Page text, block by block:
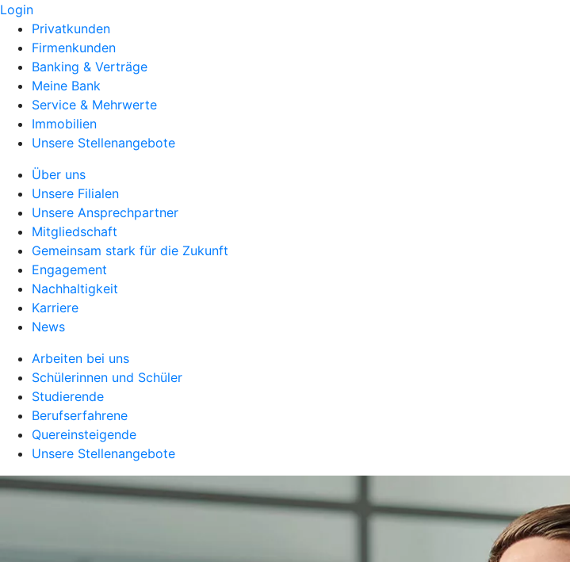
Login
Privatkunden
Firmenkunden
Banking & Verträge
Meine Bank
Service & Mehrwerte
Immobilien
Unsere Stellenangebote
Über uns
Unsere Filialen
Unsere Ansprechpartner
Mitgliedschaft
Gemeinsam stark für die Zukunft
Engagement
Nachhaltigkeit
Karriere
News
Arbeiten bei uns
Schülerinnen und Schüler
Studierende
Berufserfahrene
Quereinsteigende
Unsere Stellenangebote